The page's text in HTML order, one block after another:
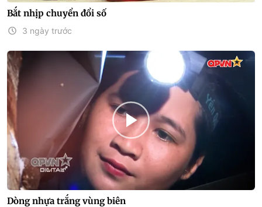
Bắt nhịp chuyển đổi số
3 ngày trước
Dòng nhựa trắng vùng biên